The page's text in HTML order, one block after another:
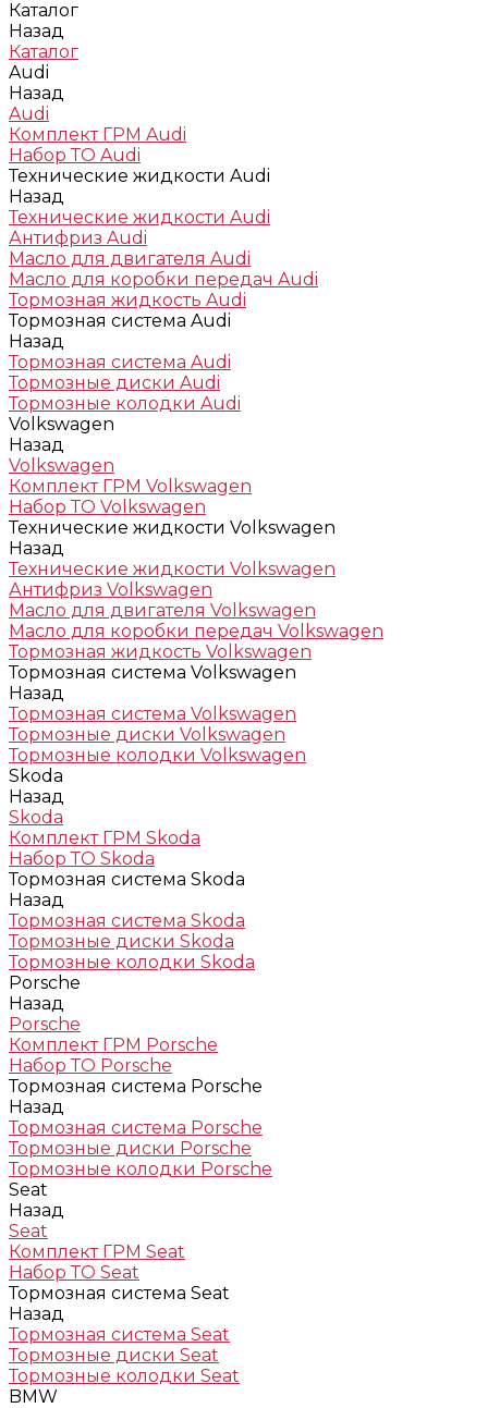
Каталог
Назад
Каталог
Audi
Назад
Audi
Комплект ГРМ Audi
Набор ТО Audi
Технические жидкости Audi
Назад
Технические жидкости Audi
Антифриз Audi
Масло для двигателя Audi
Масло для коробки передач Audi
Тормозная жидкость Audi
Тормозная система Audi
Назад
Тормозная система Audi
Тормозные диски Audi
Тормозные колодки Audi
Volkswagen
Назад
Volkswagen
Комплект ГРМ Volkswagen
Набор ТО Volkswagen
Технические жидкости Volkswagen
Назад
Технические жидкости Volkswagen
Антифриз Volkswagen
Масло для двигателя Volkswagen
Масло для коробки передач Volkswagen
Тормозная жидкость Volkswagen
Тормозная система Volkswagen
Назад
Тормозная система Volkswagen
Тормозные диски Volkswagen
Тормозные колодки Volkswagen
Skoda
Назад
Skoda
Комплект ГРМ Skoda
Набор ТО Skoda
Тормозная система Skoda
Назад
Тормозная система Skoda
Тормозные диски Skoda
Тормозные колодки Skoda
Porsche
Назад
Porsche
Комплект ГРМ Porsche
Набор ТО Porsche
Тормозная система Porsche
Назад
Тормозная система Porsche
Тормозные диски Porsche
Тормозные колодки Porsche
Seat
Назад
Seat
Комплект ГРМ Seat
Набор ТО Seat
Тормозная система Seat
Назад
Тормозная система Seat
Тормозные диски Seat
Тормозные колодки Seat
BMW